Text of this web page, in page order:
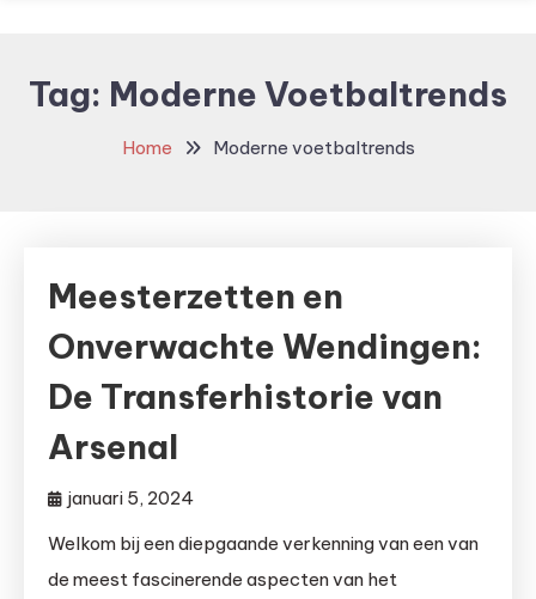
Tag: Moderne Voetbaltrends
Home Moderne voetbaltrends
Meesterzetten en
Onverwachte Wendingen:
De Transferhistorie van
Arsenal
januari 5, 2024
Welkom bij een diepgaande verkenning van een van
de meest fascinerende aspecten van het